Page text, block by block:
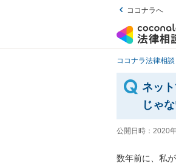
ココナラへ
ココナラ法律相談
ネッ
じゃ
公開日時： 2020
数年前に、私